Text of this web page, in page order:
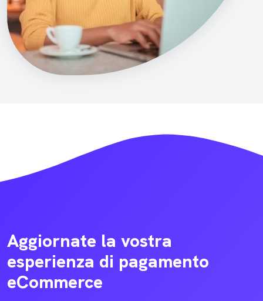
Aggiornate la vostra
esperienza di pagamento
eCommerce